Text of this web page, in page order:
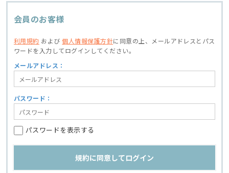
会員のお客様
利用規約 および個人情報保護方針に同意の上、
メールアドレスとパス
ワードを入力してログインしてください。
メールアドレス：
パスワード：
パスワードを表示する